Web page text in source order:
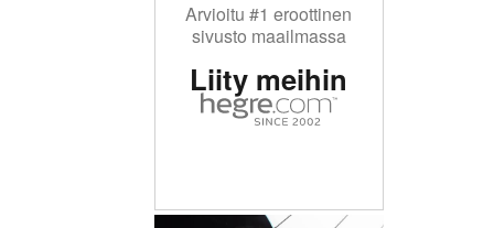
Arvioitu #1 eroottinen
sivusto maailmassa
Liity meihin